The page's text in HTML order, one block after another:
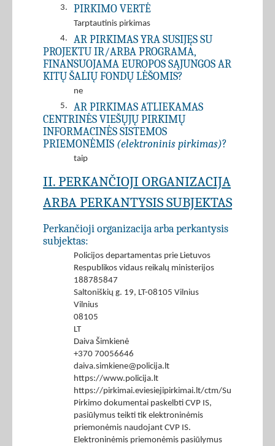
3.
PIRKIMO VERTĖ
Tarptautinis pirkimas
4.
AR PIRKIMAS YRA SUSIJĘS SU
PROJEKTU IR/ARBA PROGRAMA,
FINANSUOJAMA EUROPOS SĄJUNGOS AR
KITŲ ŠALIŲ FONDŲ LĖŠOMIS?
ne
5.
AR PIRKIMAS ATLIEKAMAS
CENTRINĖS VIEŠŲJŲ PIRKIMŲ
INFORMACINĖS SISTEMOS
PRIEMONĖMIS (elektroninis pirkimas)?
taip
II. PERKANČIOJI ORGANIZACIJA
ARBA PERKANTYSIS SUBJEKTAS
Perkančioji organizacija arba perkantysis
subjektas:
Policijos departamentas prie Lietuvos
Respublikos vidaus reikalų ministerijos
188785847
Saltoniškių g. 19, LT-08105 Vilnius
Vilnius
08105
LT
Daiva Šimkienė
+370 70056646
daiva.simkiene@policija.lt
https://www.policija.lt
https://pirkimai.eviesiejipirkimai.lt/ctm/Supplier/
Pirkimo dokumentai paskelbti CVP IS,
pasiūlymus teikti tik elektroninėmis
priemonėmis naudojant CVP IS.
Elektroninėmis priemonėmis pasiūlymus